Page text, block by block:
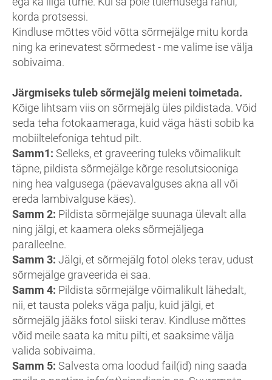
korda protsessi.
Kindluse mõttes võid võtta sõrmejälge mitu korda
ning ka erinevatest sõrmedest - me valime ise välja
sobivaima.
Järgmiseks tuleb sõrmejälg meieni toimetada.
Kõige lihtsam viis on sõrmejälg üles pildistada. Võid
seda teha fotokaameraga, kuid väga hästi sobib ka
mobiiltelefoniga tehtud pilt.
Samm1: Selleks, et graveering tuleks võimalikult
täpne, pildista sõrmejälge kõrge resolutsiooniga
ning hea valgusega (päevavalguses akna all või
ereda lambivalguse käes).
Samm 2: Pildista sõrmejälge suunaga ülevalt alla
ning jälgi, et kaamera oleks sõrmejäljega
paralleelne.
Samm 3: Jälgi, et sõrmejälg fotol oleks terav, udust
sõrmejälge graveerida ei saa.
Samm 4: Pildista sõrmejälge võimalikult lähedalt,
nii, et tausta poleks väga palju, kuid jälgi, et
sõrmejälg jääks fotol siiski terav. Kindluse mõttes
võid meile saata ka mitu pilti, et saaksime välja
valida sobivaima.
Samm 5: Salvesta oma loodud fail(id) ning saada